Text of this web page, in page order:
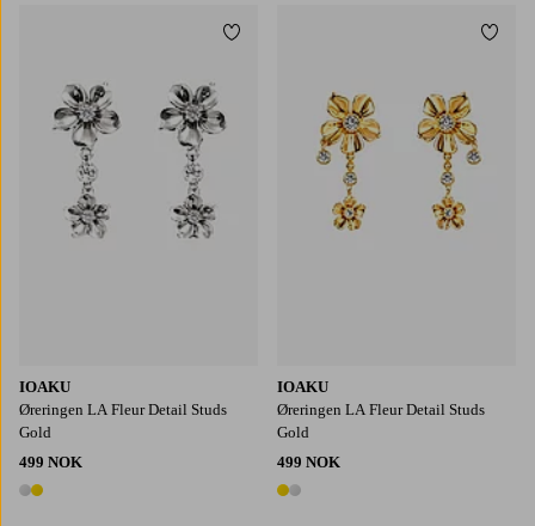
IOAKU
Øreringen LA Fleur Detail Studs
Gold
499 NOK
2 farger
Legg til favoritter
IOAKU
Øreringen LA Fleur Detail Studs
Gold
499 NOK
2 farger